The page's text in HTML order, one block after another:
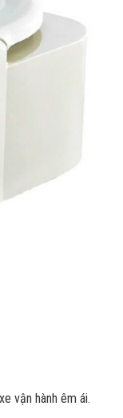
vận hành êm ái.